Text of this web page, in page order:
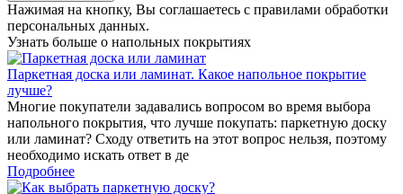
Нажимая на кнопку, Вы соглашаетесь с правилами обработки
персональных данных.
Узнать больше о напольных покрытиях
Паркетная доска или ламинат. Какое напольное покрытие
лучше?
Многие покупатели задавались вопросом во время выбора
напольного покрытия, что лучше покупать: паркетную доску
или ламинат? Сходу ответить на этот вопрос нельзя, поэтому
необходимо искать ответ в де
Подробнее